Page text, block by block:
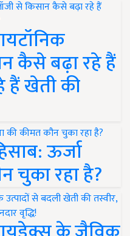
कैसे बढ़ा रहे हैं
हैं खेती की
ऊर्जा
चुका रहा है?